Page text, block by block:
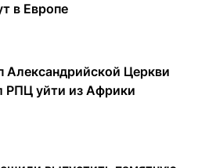
в Европе
Александрийской Церкви
РПЦ уйти из Африки